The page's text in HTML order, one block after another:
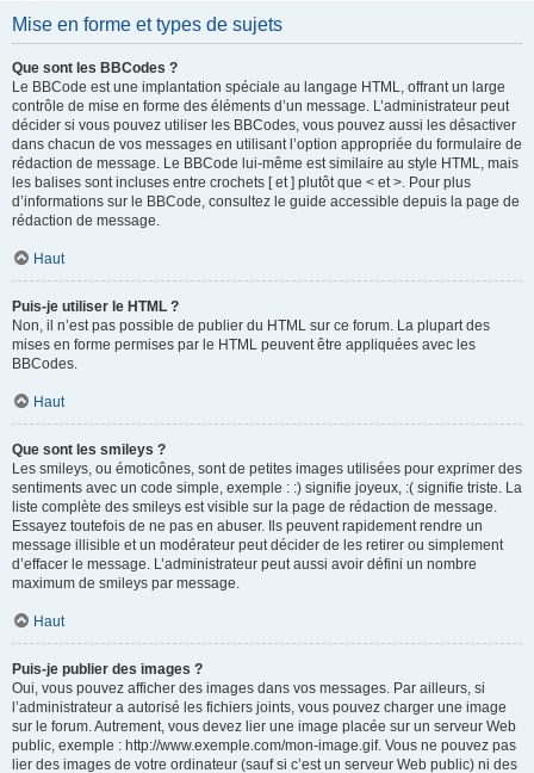
Mise en forme et types de sujets
Que sont les BBCodes ?
Le BBCode est une implantation spéciale au langage HTML, offrant un large
contrôle de mise en forme des éléments d’un message. L’administrateur peut
décider si vous pouvez utiliser les BBCodes, vous pouvez aussi les désactiver
dans chacun de vos messages en utilisant l’option appropriée du formulaire de
rédaction de message. Le BBCode lui-même est similaire au style HTML, mais
les balises sont incluses entre crochets [ et ] plutôt que < et >. Pour plus
d’informations sur le BBCode, consultez le guide accessible depuis la page de
rédaction de message.
Haut
Puis-je utiliser le HTML ?
Non, il n’est pas possible de publier du HTML sur ce forum. La plupart des
mises en forme permises par le HTML peuvent être appliquées avec les
BBCodes.
Haut
Que sont les smileys ?
Les smileys, ou émoticônes, sont de petites images utilisées pour exprimer des
sentiments avec un code simple, exemple : :) signifie joyeux, :( signifie triste. La
liste complète des smileys est visible sur la page de rédaction de message.
Essayez toutefois de ne pas en abuser. Ils peuvent rapidement rendre un
message illisible et un modérateur peut décider de les retirer ou simplement
d’effacer le message. L’administrateur peut aussi avoir défini un nombre
maximum de smileys par message.
Haut
Puis-je publier des images ?
Oui, vous pouvez afficher des images dans vos messages. Par ailleurs, si
l’administrateur a autorisé les fichiers joints, vous pouvez charger une image
sur le forum. Autrement, vous devez lier une image placée sur un serveur Web
public, exemple : http://www.exemple.com/mon-image.gif. Vous ne pouvez pas
lier des images de votre ordinateur (sauf si c’est un serveur Web public) ni des